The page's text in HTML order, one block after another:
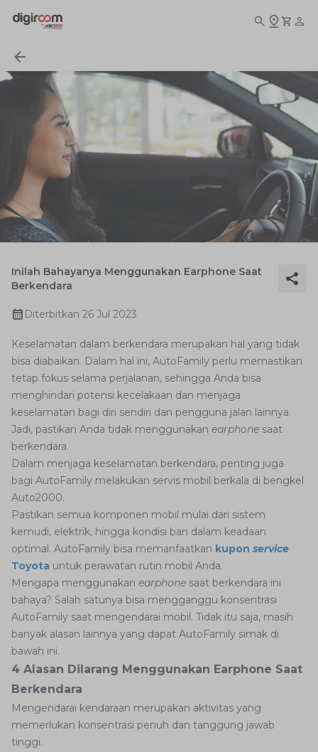
Inilah Bahayanya Menggunakan Earphone Saat
Berkendara
Diterbitkan 26 Jul 2023
Keselamatan dalam berkendara merupakan hal yang tidak
bisa diabaikan. Dalam hal ini, AutoFamily perlu memastikan
tetap fokus selama perjalanan, sehingga Anda bisa
menghindari potensi kecelakaan dan menjaga
keselamatan bagi diri sendiri dan pengguna jalan lainnya.
Jadi, pastikan Anda tidak menggunakan earphone saat
berkendara.
Dalam menjaga keselamatan berkendara, penting juga
bagi AutoFamily melakukan servis mobil berkala di bengkel
Auto2000.
Pastikan semua komponen mobil mulai dari sistem
kemudi, elektrik, hingga kondisi ban dalam keadaan
optimal. AutoFamily bisa memanfaatkan kupon service
Toyota untuk perawatan rutin mobil Anda.
Mengapa menggunakan earphone saat berkendara ini
bahaya? Salah satunya bisa mengganggu konsentrasi
AutoFamily saat mengendarai mobil. Tidak itu saja, masih
banyak alasan lainnya yang dapat AutoFamily simak di
bawah ini.
4 Alasan Dilarang Menggunakan Earphone Saat
Berkendara
Mengendarai kendaraan merupakan aktivitas yang
memerlukan konsentrasi penuh dan tanggung jawab
tinggi.